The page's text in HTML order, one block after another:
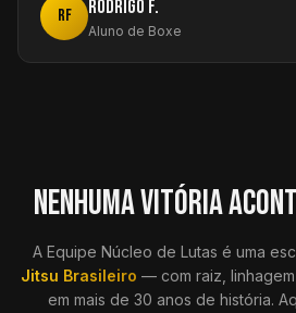
RF Rodrigo F.
Aluno de Boxe
NENHUMA VITÓRIA
A Equipe Núcleo de Lutas é uma
Jitsu Brasileiro — com raiz,
em mais de 30 anos de história.